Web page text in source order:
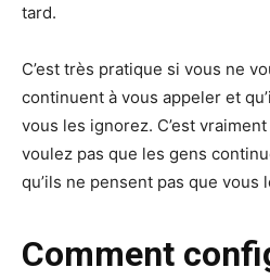
tard.
C’est très pratique si vous ne
continuent à vous appeler et
vous les ignorez. C’est
voulez pas que les gens
qu’ils ne pensent pas que vous
Comment